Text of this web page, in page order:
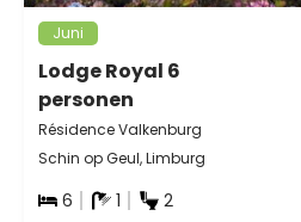
Juni
Lodge Royal 6
personen
Résidence Valkenburg
Schin op Geul, Limburg
6 1 2